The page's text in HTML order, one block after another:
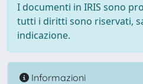
I documenti in IRIS sono
tutti i diritti sono riservati,
indicazione.
Informazioni